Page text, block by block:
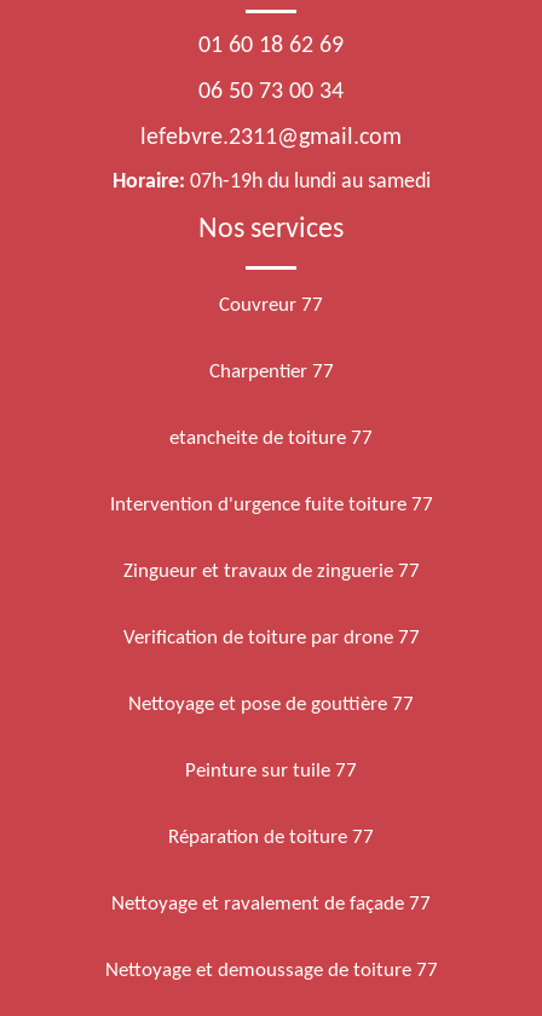
01 60 18 62 69
06 50 73 00 34
lefebvre.2311@gmail.com
Horaire: 07h-19h du lundi au samedi
Nos services
Couvreur 77
Charpentier 77
etancheite de toiture 77
Intervention d'urgence fuite toiture 77
Zingueur et travaux de zinguerie 77
Verification de toiture par drone 77
Nettoyage et pose de gouttière 77
Peinture sur tuile 77
Réparation de toiture 77
Nettoyage et ravalement de façade 77
Nettoyage et demoussage de toiture 77